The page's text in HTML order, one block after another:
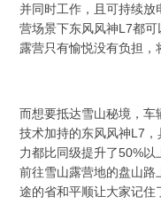
并同时工作，且可持续
营场景下东风风神L7都
露营只有愉悦没有负担，
而想要抵达雪山秘境，车
技术加持的东风风神L7
力都比同级提升了50%以
前往雪山露营地的盘山路
途的省和平顺让大家记住